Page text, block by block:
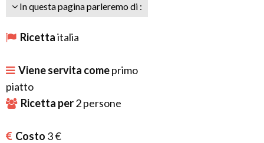
In questa pagina parleremo di :
Ricettaitalia
Viene servita comeprimo
piatto
Ricetta per2persone
Costo 3 €